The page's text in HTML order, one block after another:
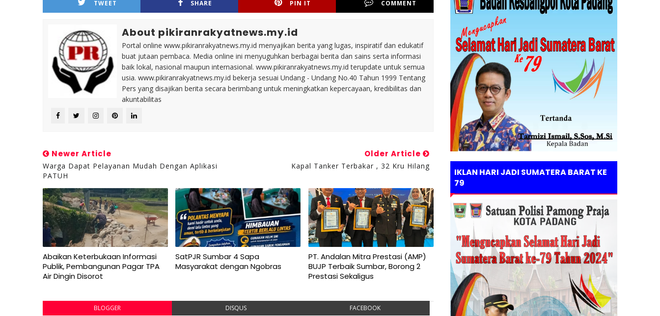
TWEET SHARE PIN IT COMMENT
About pikiranrakyatnews.my.id
Portal online www.pikiranrakyatnews.my.id menyajikan berita yang lugas, inspiratif dan edukatif
buat jutaan pembaca. Media online ini menyuguhkan berbagai berita dan sains serta informasi
baik lokal, nasional maupun internasional. www.pikiranrakyatnews.my.id terupdate untuk semua
usia. www.pikiranrakyatnews.my.id bekerja sesuai Undang - Undang No.40 Tahun 1999 Tentang
Pers yang disajikan berita secara berimbang untuk meningkatkan kepercayaan, kredibilitas dan
akuntabilitas
Newer Article
Warga Dapat Pelayanan Mudah Dengan Aplikasi
PATUH
Older Article
Kapal Tanker Terbakar , 32 Kru Hilang
Abaikan Keterbukaan Informasi
Publik, Pembangunan Pagar TPA
Air Dingin Disorot
SatPJR Sumbar 4 Sapa
Masyarakat dengan Ngobras
PT. Andalan Mitra Prestasi (AMP)
BUJP Terbaik Sumbar, Borong 2
Prestasi Sekaligus
BLOGGER DISQUS FACEBOOK
IKLAN HARI JADI SUMATERA BARAT KE
79